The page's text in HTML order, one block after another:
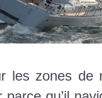
les zones de